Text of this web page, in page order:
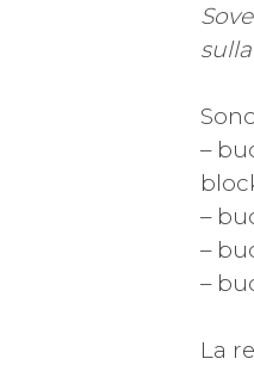
–
–
–
–
La